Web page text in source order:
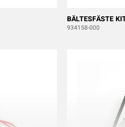
BÄLTESFÄSTE
934158-000